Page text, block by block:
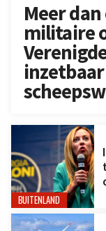
Meer
militaire
BUITENLAND